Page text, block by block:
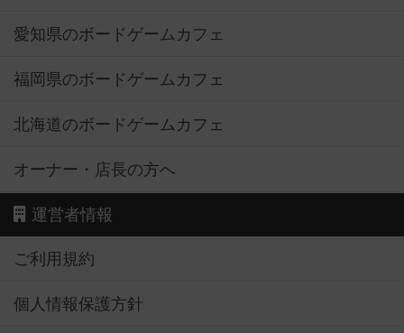
愛知県のボードゲームカフェ
福岡県のボードゲームカフェ
北海道のボードゲームカフェ
オーナー・店長の方へ
運営者情報
ご利用規約
個人情報保護方針